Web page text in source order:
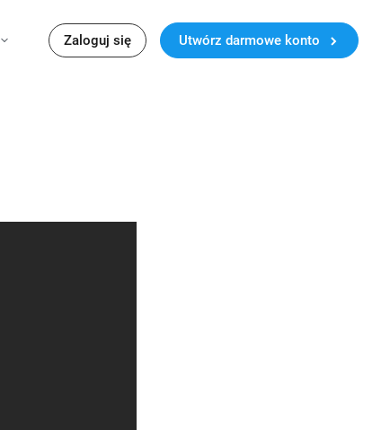
Zaloguj się Utwórz darmowe konto